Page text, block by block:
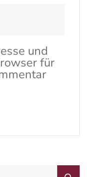
und
für